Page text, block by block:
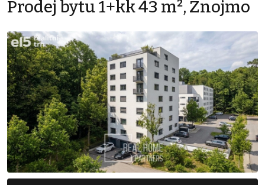
Prodej bytu 1+kk 43 m², Znojmo